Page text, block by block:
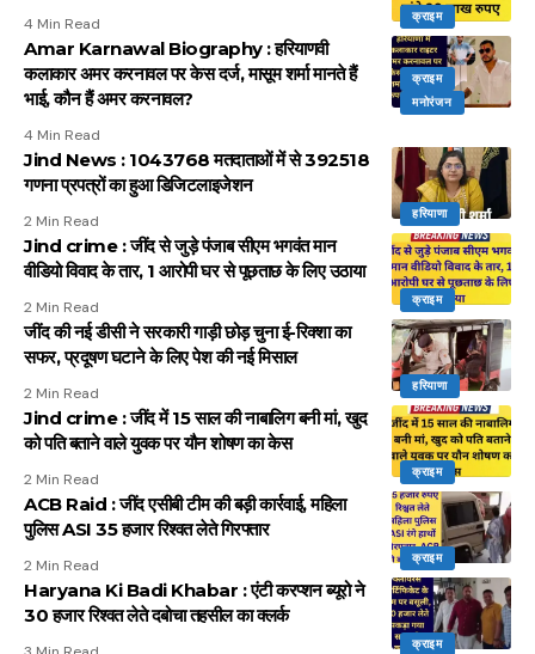
क्राइम
4 Min Read
क्राइम
मनोरंजन
Amar Karnawal Biography : हरियाणवी
कलाकार अमर करनावल पर केस दर्ज, मासूम शर्मा मानते हैं
भाई, कौन हैं अमर करनावल?
4 Min Read
हरियाणा
Jind News : 1043768 मतदाताओं में से 392518
गणना प्रपत्रों का हुआ डिजिटलाइजेशन
2 Min Read
क्राइम
Jind crime : जींद से जुड़े पंजाब सीएम भगवंत मान
वीडियो विवाद के तार, 1 आरोपी घर से पूछताछ के लिए उठाया
2 Min Read
हरियाणा
जींद की नई डीसी ने सरकारी गाड़ी छोड़ चुना ई-रिक्शा का
सफर, प्रदूषण घटाने के लिए पेश की नई मिसाल
2 Min Read
क्राइम
Jind crime : जींद में 15 साल की नाबालिग बनी मां, खुद
को पति बताने वाले युवक पर यौन शोषण का केस
2 Min Read
क्राइम
ACB Raid : जींद एसीबी टीम की बड़ी कार्रवाई, महिला
पुलिस ASI 35 हजार रिश्वत लेते गिरफ्तार
2 Min Read
क्राइम
Haryana Ki Badi Khabar : एंटी करप्शन ब्यूरो ने
30 हजार रिश्वत लेते दबोचा तहसील का क्लर्क